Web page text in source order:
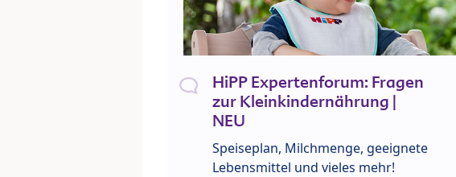
HiPP Expertenforum: Fragen
zur Kleinkindernährung |
NEU
Speiseplan, Milchmenge, geeignete
Lebensmittel und vieles mehr!